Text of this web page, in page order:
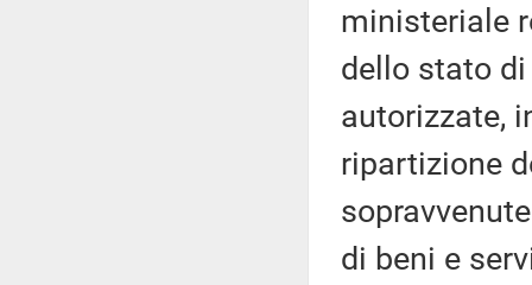
ministeriale
dello stato
autorizzate,
ripartizione
di beni e